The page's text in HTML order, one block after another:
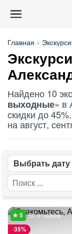
Главная
Найдено 10
выходные» в
скидки до
на август,
Выбрать дату
-35%
50 отзывов